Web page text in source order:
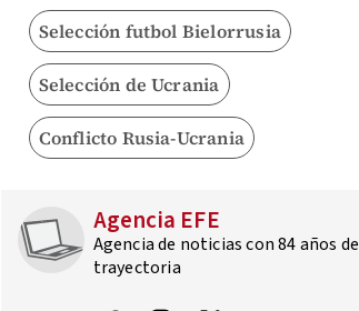
Selección futbol Bielorrusia
Selección de Ucrania
Conflicto Rusia-Ucrania
Agencia EFE
Agencia de noticias con 84 años de
trayectoria